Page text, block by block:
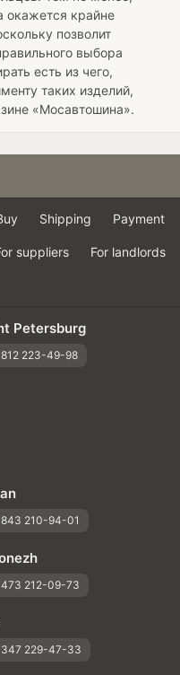
окажется крайне
позволит
выбора
есть из чего,
таких изделий,
«Мосавтошина».
Shipping Payment
suppliers For landlords
Petersburg
223-49-98
210-94-01
473 212-09-73
347 229-47-33